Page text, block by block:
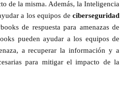
de la misma. Además, la Inteligencia
a los equipos de ciberseguridad
de respuesta para amenazas de
pueden ayudar a los equipos de
a recuperar la información y a
para mitigar el impacto de la